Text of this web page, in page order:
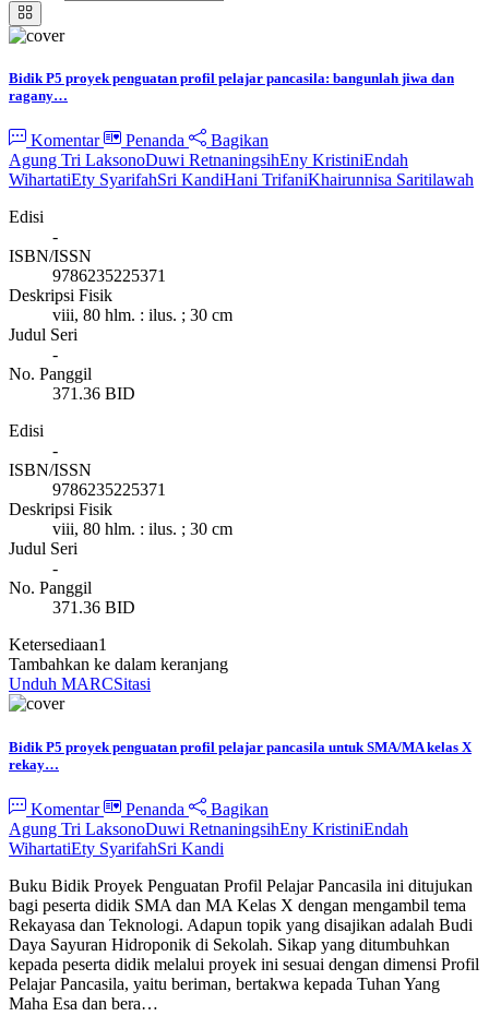
Bidik P5 proyek penguatan profil pelajar pancasila: bangunlah jiwa dan
ragany…
Komentar Penanda
Bagikan
Agung Tri LaksonoDuwi RetnaningsihEny KristiniEndah
WihartatiEty SyarifahSri KandiHani TrifaniKhairunnisa Saritilawah
Edisi
-
ISBN/ISSN
9786235225371
Deskripsi Fisik
viii, 80 hlm. : ilus. ; 30 cm
Judul Seri
-
No. Panggil
371.36 BID
Edisi
-
ISBN/ISSN
9786235225371
Deskripsi Fisik
viii, 80 hlm. : ilus. ; 30 cm
Judul Seri
-
No. Panggil
371.36 BID
Ketersediaan1
Tambahkan ke dalam keranjang
Unduh MARCSitasi
Bidik P5 proyek penguatan profil pelajar pancasila untuk SMA/MA kelas X
rekay…
Komentar Penanda
Bagikan
Agung Tri LaksonoDuwi RetnaningsihEny KristiniEndah
WihartatiEty SyarifahSri Kandi
Buku Bidik Proyek Penguatan Profil Pelajar Pancasila ini ditujukan
bagi peserta didik SMA dan MA Kelas X dengan mengambil tema
Rekayasa dan Teknologi. Adapun topik yang disajikan adalah Budi
Daya Sayuran Hidroponik di Sekolah. Sikap yang ditumbuhkan
kepada peserta didik melalui proyek ini sesuai dengan dimensi Profil
Pelajar Pancasila, yaitu beriman, bertakwa kepada Tuhan Yang
Maha Esa dan bera…